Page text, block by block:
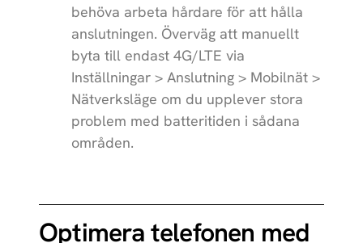
Apple
iPad Air 13
(2025)
iPhone 16e
Samsung Galaxy S25
Oneplus 13R
behöva arbeta hårdare för att hålla
anslutningen. Överväg att manuellt
byta till endast 4G/LTE via
Inställningar > Anslutning > Mobilnät >
Nätverksläge om du upplever stora
problem med batteritiden i sådana
områden.
Optimera telefonen med